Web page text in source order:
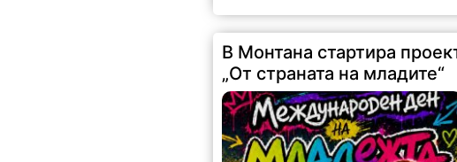
В Монтана стартира
„От страната на младите“